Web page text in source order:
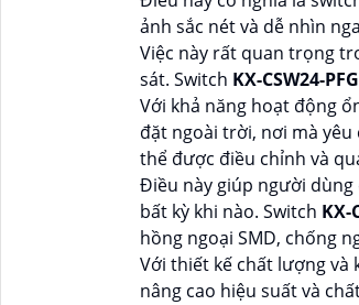
ảnh sắc nét và dễ nhìn
Việc này rất quan trọng
sát. Switch KX-CSW24-
Với khả năng hoạt động
đặt ngoài trời, nơi mà
thể được điều chỉnh và
Điều này giúp người dùng
bất kỳ khi nào. Switch KX-
hồng ngoại SMD, chống
Với thiết kế chất lượng và
nâng cao hiệu suất và